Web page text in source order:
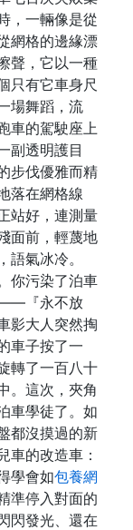
，一輛像是從
網格的邊緣漂
聲，它以一種
只有它車身尺
場舞蹈，流
車的駕駛座上
副透明護目
步伐優雅而精
落在網格線
站好，連測量
面前，輕蔑地
氣冰冷。
你污染了泊車
——『永不放
影大人突然掏
車子按了一
轉了一百八十
。這次，夾角
車學徒了。如
都沒摸過的新
車的改造車：
學會如包養網
準停入對面的
閃發光、還在